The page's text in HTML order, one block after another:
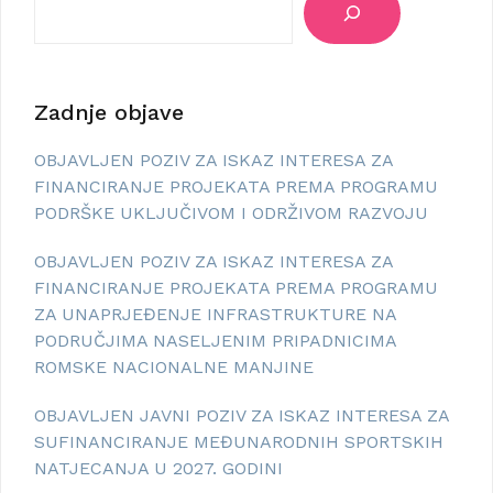
Zadnje objave
OBJAVLJEN POZIV ZA ISKAZ INTERESA ZA
FINANCIRANJE PROJEKATA PREMA PROGRAMU
PODRŠKE UKLJUČIVOM I ODRŽIVOM RAZVOJU
OBJAVLJEN POZIV ZA ISKAZ INTERESA ZA
FINANCIRANJE PROJEKATA PREMA PROGRAMU
ZA UNAPRJEĐENJE INFRASTRUKTURE NA
PODRUČJIMA NASELJENIM PRIPADNICIMA
ROMSKE NACIONALNE MANJINE
OBJAVLJEN JAVNI POZIV ZA ISKAZ INTERESA ZA
SUFINANCIRANJE MEĐUNARODNIH SPORTSKIH
NATJECANJA U 2027. GODINI